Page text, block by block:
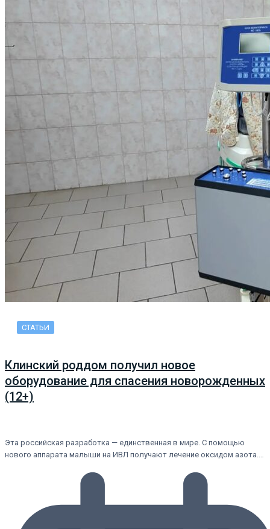
СТАТЬИ
Клинский роддом получил новое
оборудование для спасения новорожденных
(12+)
Эта российская разработка — единственная в мире. С помощью
нового аппарата малыши на ИВЛ получают лечение оксидом азота.…